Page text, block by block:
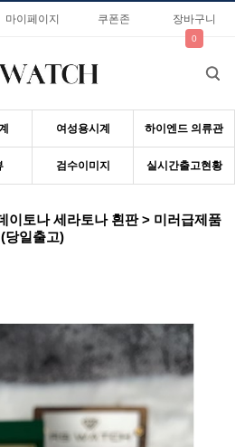
마이페이지 쿠폰존 장바구니
0
여성용시계 하이엔드 의류관
검수이미지 실시간출고현황
이토나 세라토나 흰판 > 미러급제품
(당일출고)